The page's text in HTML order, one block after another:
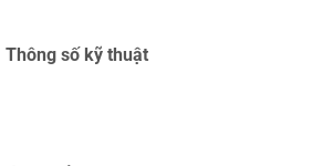
Thông số kỹ thuật